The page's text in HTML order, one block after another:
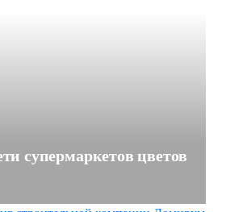
супермаркетов цветов